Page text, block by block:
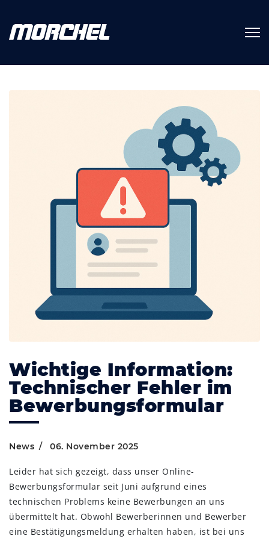
Wichtige Information:
Technischer Fehler im
Bewerbungsformular
News 06. November 2025
Leider hat sich gezeigt, dass unser Online-
Bewerbungsformular seit Juni aufgrund eines
technischen Problems keine Bewerbungen an uns
übermittelt hat. Obwohl Bewerberinnen und Bewerber
eine Bestätigungsmeldung erhalten haben, ist bei uns